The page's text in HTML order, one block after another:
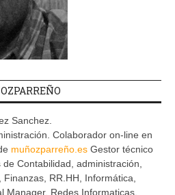
Sanchez.
Colaborador on-line en
muñozparreño.es Gestor técnico
Contabilidad, administración,
Finanzas, RR.HH, Informática,
Manager, Redes Informaticas.